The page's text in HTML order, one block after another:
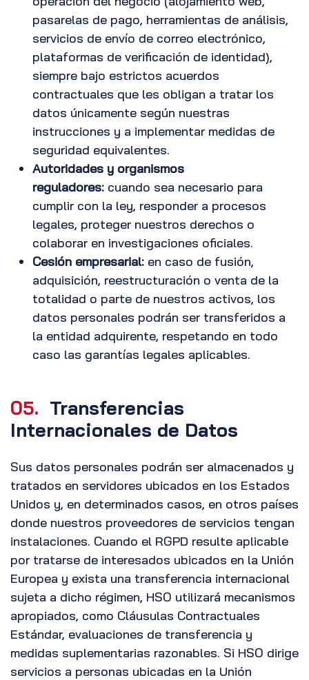
pasarelas de pago, herramientas de análisis,
servicios de envío de correo electrónico,
plataformas de verificación de identidad),
siempre bajo estrictos acuerdos
contractuales que les obligan a tratar los
datos únicamente según nuestras
instrucciones y a implementar medidas de
seguridad equivalentes.
Autoridades y organismos
reguladores: cuando sea necesario para
cumplir con la ley, responder a procesos
legales, proteger nuestros derechos o
colaborar en investigaciones oficiales.
Cesión empresarial: en caso de fusión,
adquisición, reestructuración o venta de la
totalidad o parte de nuestros activos, los
datos personales podrán ser transferidos a
la entidad adquirente, respetando en todo
caso las garantías legales aplicables.
05. Transferencias
Internacionales de Datos
Sus datos personales podrán ser almacenados y
tratados en servidores ubicados en los Estados
Unidos y, en determinados casos, en otros países
donde nuestros proveedores de servicios tengan
instalaciones. Cuando el RGPD resulte aplicable
por tratarse de interesados ubicados en la Unión
Europea y exista una transferencia internacional
sujeta a dicho régimen, HSO utilizará mecanismos
apropiados, como Cláusulas Contractuales
Estándar, evaluaciones de transferencia y
medidas suplementarias razonables. Si HSO dirige
servicios a personas ubicadas en la Unión